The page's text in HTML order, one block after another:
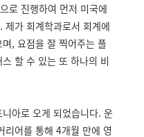
로 진행하여 먼저 미국에
제가 회계학과로서 회계에
, 요점을 잘 찍어주는 플
할 수 있는 또 하나의 비
아로 오게 되었습니다. 운
리어를 통해 4개월 만에 영